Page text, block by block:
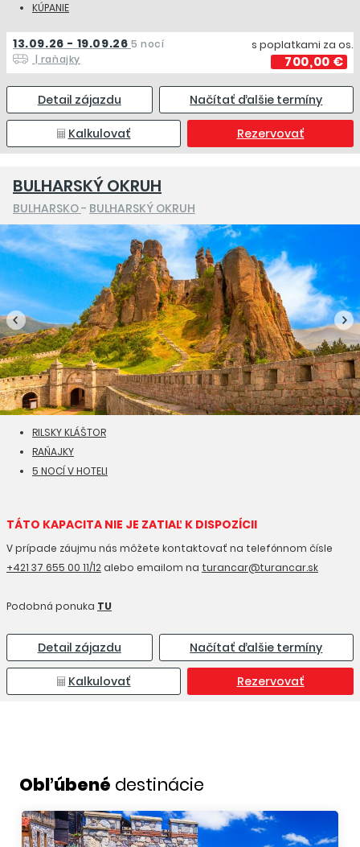
KÚPANIE
13.09.26 - 19.09.26 5 nocí
| raňajky
s poplatkami za os.
700,00 €
Detail zájazdu Načítať ďalšie termíny
Kalkulovať Rezervovať
BULHARSKÝ OKRUH
BULHARSKO- BULHARSKÝ OKRUH
RILSKY KLÁŠTOR
RAŇAJKY
5 NOCÍ V HOTELI
TÁTO KAPACITA NIE JE ZATIAĽ K DISPOZÍCII
V prípade záujmu nás môžete kontaktovať na telefónnom čísle
+421 37 655 00 11/12 alebo emailom na turancar@turancar.sk
Podobná ponuka TU
Detail zájazdu Načítať ďalšie termíny
Kalkulovať Rezervovať
Obľúbené destinácie